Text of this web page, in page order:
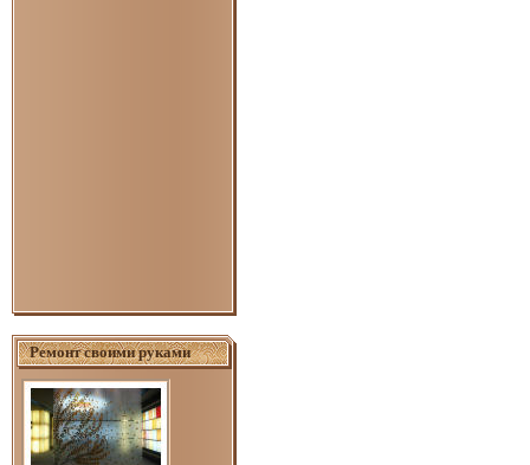
Ремонт своими руками